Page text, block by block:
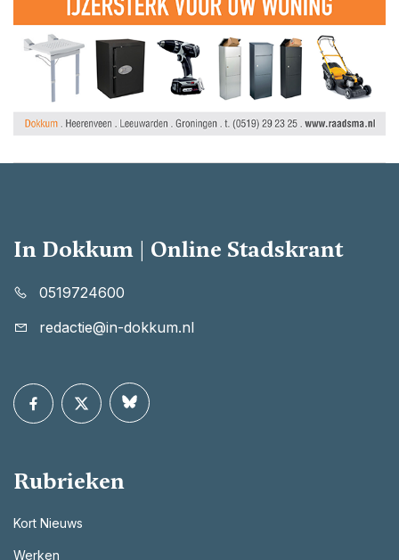
In Dokkum | Online Stadskrant
0519724600
redactie@in-dokkum.nl
Rubrieken
Kort Nieuws
Werken